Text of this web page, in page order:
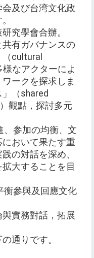
及び台湾文化政
究學會合辦。
有ガバナンスの
cultural
なアクターによ
ークを探求しま
（shared
觀點，探討多元
、参加の均衡、文
おいて果たす重
の対話を深め、
大することを目
衡參與及回應文化
實務對話，拓展
通りです。